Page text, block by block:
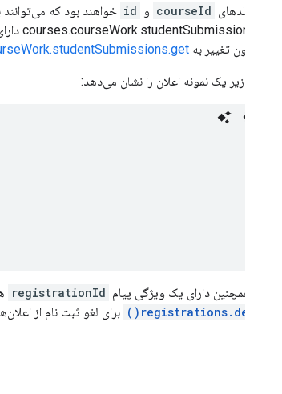
فیلدهای courseId و id خواهند بود که می‌توانند
courses.courseWork.studentSubmissions دارای فیلدهای
بدون تغییر به
قطعه کد زیر یک نمونه اعلان را نشان می‌دهد:
اعلان‌ها همچنین دارای یک ویژگی پیام registrationId
registrations.delete() برای لغو ثبت نام از